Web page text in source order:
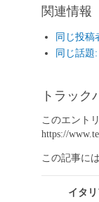
関連情報
同じ投稿
同じ話題
トラック
このエント
https://
この記事に
イタ